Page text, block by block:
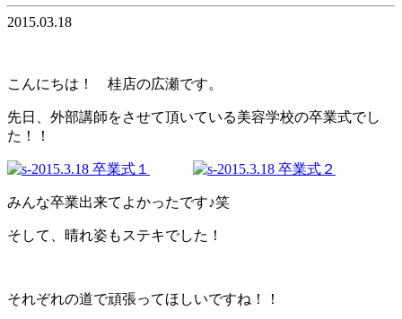
2015.03.18
こんにちは！ 桂店の広瀬です。
先日、外部講師をさせて頂いている美容学校の卒業式でし
た！！
みんな卒業出来てよかったです♪笑
そして、晴れ姿もステキでした！
それぞれの道で頑張ってほしいですね！！